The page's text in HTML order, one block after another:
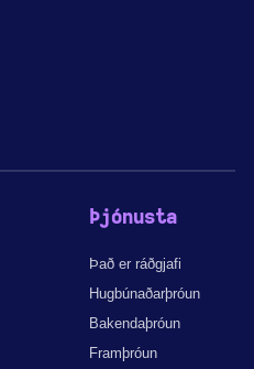
Þjónusta
Það er ráðgjafi
Hugbúnaðarþróun
Bakendaþróun
Framþróun